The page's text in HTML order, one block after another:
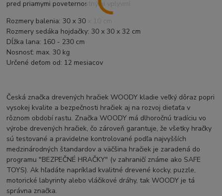
pred priamymi poveternostnými vplyvmi.
Rozmery balenia: 30 x 30 x 10 cm
Rozmery sedáka hojdačky: 30 x 30 x 32 cm
Dĺžka lana: 160 - 230 cm
Nosnosť: max. 30 kg
Určené deťom od: 12 mesiacov
Česká značka drevených hračiek WOODY kladie veľký dôraz popri
vysokej kvalite a bezpečnosti hračiek aj na rozvoj dieťaťa v
rôznom období rastu. Značka WOODY má dlhoročnú tradíciu vo
výrobe drevených hračiek, čo zároveň garantuje, že všetky hračky
sú testované a pravidelne kontrolované podľa najvyšších
medzinárodných štandardov a väčšina hračiek je zaradená do
programu "BEZPEČNÉ HRAČKY" (v zahraničí známe ako SAFE
TOYS). Ak hľadáte napríklad kvalitné drevené kocky, puzzle,
motorické labyrinty alebo vláčikové dráhy, tak WOODY je tá
správna značka.